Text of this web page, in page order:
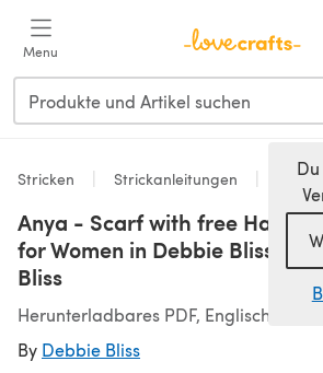
Menu
Stricken Strickanleitungen
Anya - Scarf with free Hat
for Women in Debbie Bliss
Bliss
Herunterladbares PDF, Englisch
By Debbie Bliss